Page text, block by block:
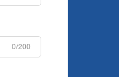
0/200